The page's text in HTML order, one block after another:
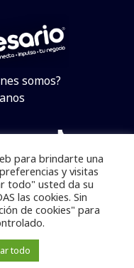
somos?
YouTube
TikTok
derechos reservados.
total o parcial sin
fuente.
ya!
para brindarte una
y visitas
todo" usted da su
las cookies. Sin
de cookies" para
todo